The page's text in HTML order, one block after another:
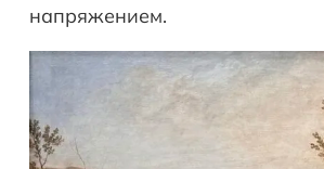
напряжением.